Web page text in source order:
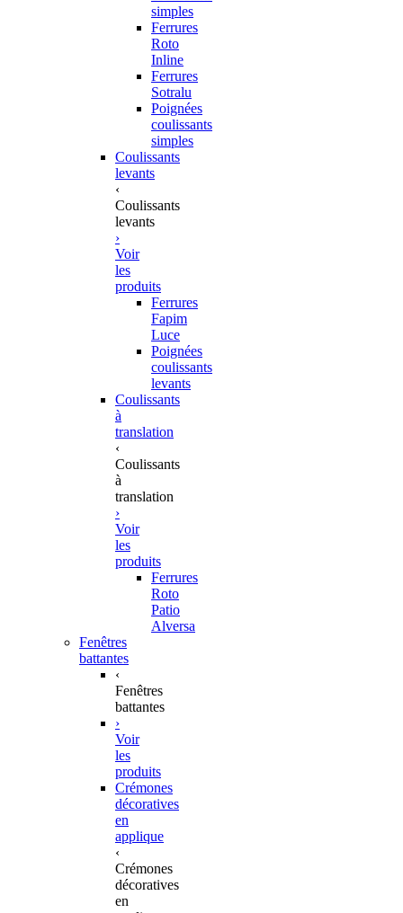
simples
Ferrures
Roto
Inline
Ferrures
Sotralu
Poignées
coulissants
simples
Coulissants
levants
‹
Coulissants
levants
›
Voir
les
produits
Ferrures
Fapim
Luce
Poignées
coulissants
levants
Coulissants
à
translation
‹
Coulissants
à
translation
›
Voir
les
produits
Ferrures
Roto
Patio
Alversa
Fenêtres
battantes
‹
Fenêtres
battantes
›
Voir
les
produits
Crémones
décoratives
en
applique
‹
Crémones
décoratives
en